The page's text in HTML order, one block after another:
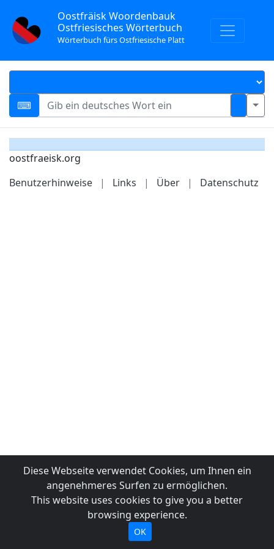
Oostfräisk Woordenbauk
Ostfriesisches Wörterbuch
Wörterbuch fürs Ostfriesische Platt
oostfraeisk.org
Benutzerhinweise
| Links | Über | Datenschutz
Diese Webseite verwendet Cookies, um Ihnen ein
angenehmeres Surfen zu ermöglichen.
This website uses cookies to give you a better
browsing experience.
OK